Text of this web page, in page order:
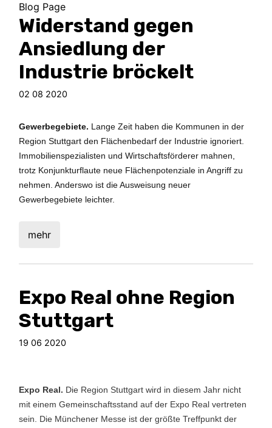
Blog Page
Widerstand gegen
Ansiedlung der
Industrie bröckelt
02 08 2020
Gewerbegebiete. Lange Zeit haben die Kommunen in der
Region Stuttgart den Flächenbedarf der Industrie ignoriert.
Immobilienspezialisten und Wirtschaftsförderer mahnen,
trotz Konjunkturflaute neue Flächenpotenziale in Angriff zu
nehmen. Anderswo ist die Ausweisung neuer
Gewerbegebiete leichter.
mehr
Expo Real ohne Region
Stuttgart
19 06 2020
Expo Real. Die Region Stuttgart wird in diesem Jahr nicht
mit einem Gemeinschaftsstand auf der Expo Real vertreten
sein. Die Münchener Messe ist der größte Treffpunkt der